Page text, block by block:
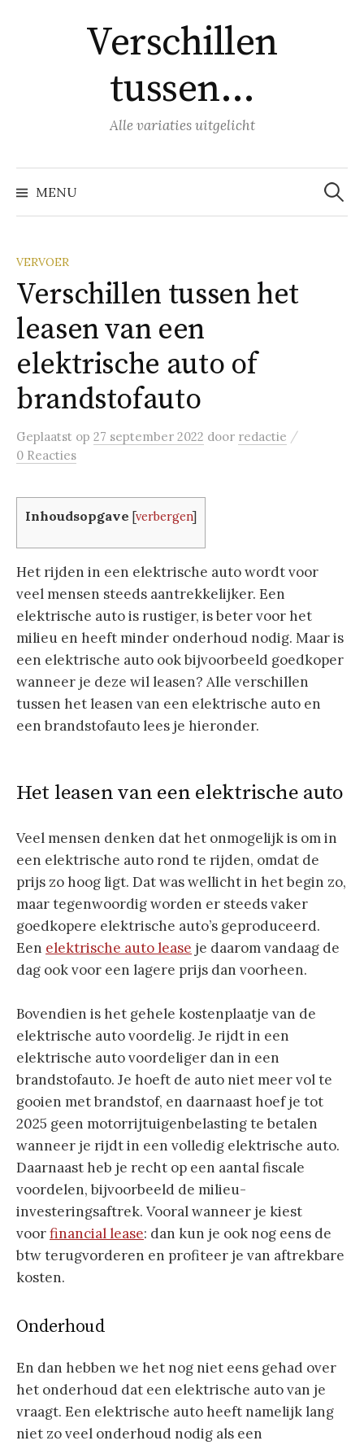
Verschillen
tussen…
Alle variaties uitgelicht
MENU
Zoeken
naar:
VERVOER
Verschillen tussen het
leasen van een
elektrische auto of
brandstofauto
Geplaatst op 27 september 2022 door redactie /
0 Reacties
Inhoudsopgave [verbergen]
Het rijden in een elektrische auto wordt voor
veel mensen steeds aantrekkelijker. Een
elektrische auto is rustiger, is beter voor het
milieu en heeft minder onderhoud nodig. Maar is
een elektrische auto ook bijvoorbeeld goedkoper
wanneer je deze wil leasen? Alle verschillen
tussen het leasen van een elektrische auto en
een brandstofauto lees je hieronder.
Het leasen van een elektrische auto
Veel mensen denken dat het onmogelijk is om in
een elektrische auto rond te rijden, omdat de
prijs zo hoog ligt. Dat was wellicht in het begin zo,
maar tegenwoordig worden er steeds vaker
goedkopere elektrische auto’s geproduceerd.
Een elektrische autolease je daarom vandaag de
dag ook voor een lagere prijs dan voorheen.
Bovendien is het gehele kostenplaatje van de
elektrische auto voordelig. Je rijdt in een
elektrische auto voordeliger dan in een
brandstofauto. Je hoeft de auto niet meer vol te
gooien met brandstof, en daarnaast hoef je tot
2025 geen motorrijtuigenbelasting te betalen
wanneer je rijdt in een volledig elektrische auto.
Daarnaast heb je recht op een aantal fiscale
voordelen, bijvoorbeeld de milieu-
investeringsaftrek. Vooral wanneer je kiest
voorfinanciallease: dan kun je ook nog eens de
btw terugvorderen en profiteer je van aftrekbare
kosten.
Onderhoud
En dan hebben we het nog niet eens gehad over
het onderhoud dat een elektrische auto van je
vraagt. Een elektrische auto heeft namelijk lang
niet zo veel onderhoud nodig als een